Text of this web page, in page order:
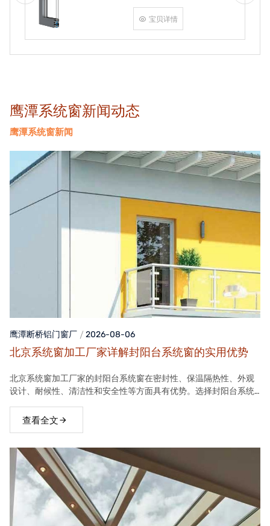
宝贝详情
鹰潭系统窗新闻动态
鹰潭系统窗新闻
鹰潭断桥铝门窗厂 2026-08-06
北京系统窗加工厂家详解封阳台系统窗的实用优势
北京系统窗加工厂家的封阳台系统窗在密封性、保温隔热性、外观
设计、耐候性、清洁性和安全性等方面具有优势。选择封阳台系统
体验。
查看全文